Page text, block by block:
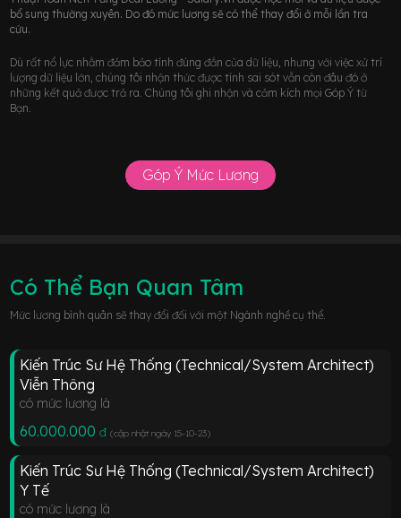
bổ sung thường xuyên. Do đó mức lương sẽ có thể thay đổi ở mỗi lần tra
cứu.
Dù rất nổ lực nhằm đảm bảo tính đúng đắn của dữ liệu, nhưng với việc xử trí
lượng dữ liệu lớn, chúng tôi nhận thức được tính sai sót vẫn còn đâu đó ở
những kết quả được trả ra. Chúng tôi ghi nhận và cảm kích mọi Góp Ý từ
Bạn.
Góp Ý Mức Lương
Có Thể Bạn Quan Tâm
Mức lương bình quân sẽ thay đổi đối với một Ngành nghề cụ thể.
Kiến Trúc Sư Hệ Thống (Technical/System Architect)
Viễn Thông
có mức lương là
60.000.000 đ (cập nhật ngày 15-10-23)
Kiến Trúc Sư Hệ Thống (Technical/System Architect)
Y Tế
có mức lương là